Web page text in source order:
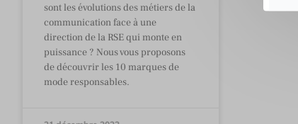
sont les évolutions des métiers de la
communication face à une
direction de la RSE qui monte en
puissance ? Nous vous proposons
de découvrir les 10 marques de
mode responsables.